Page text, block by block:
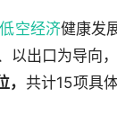
低空经济健康发
出口为导向，
共计15项具